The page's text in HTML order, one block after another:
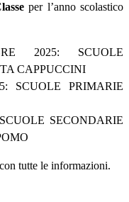
per l’anno scolastico
2025: SCUOLE
CAPPUCCINI
SCUOLE PRIMARIE
SECONDARIE
tutte le informazioni.